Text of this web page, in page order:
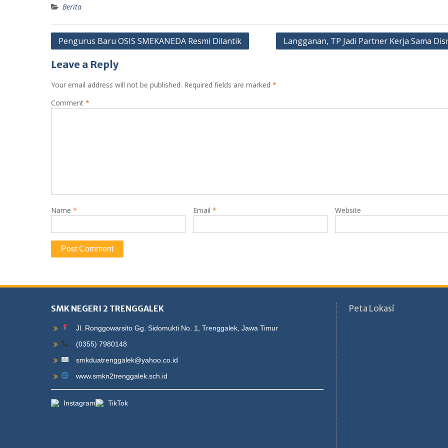
Berita
Post
Pengurus Baru OSIS SMEKANEDA Resmi Dilantik Langganan, TP Jadi Partner Kerja Sama
Leave a Reply
Your email address will not be published. Required fields are marked *
Comment *
Name * Email * Website
SMK NEGERI 2 TRENGGALEK
Jl. Ronggowarsito Gg. Sidomukti No. 1, Trenggalek, Jawa Timur
(0355) 7980148
smkduatrenggalek@yahoo.co.id
www.smkn2trenggalek.sch.id
Instagram TikTok
Peta Lokasi